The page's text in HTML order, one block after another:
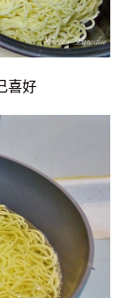
喜好